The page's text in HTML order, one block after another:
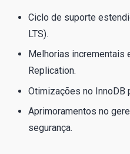
Ciclo de suporte
LTS).
Melhorias incrementais
Replication.
Otimizações no InnoDB
Aprimoramentos no
segurança.